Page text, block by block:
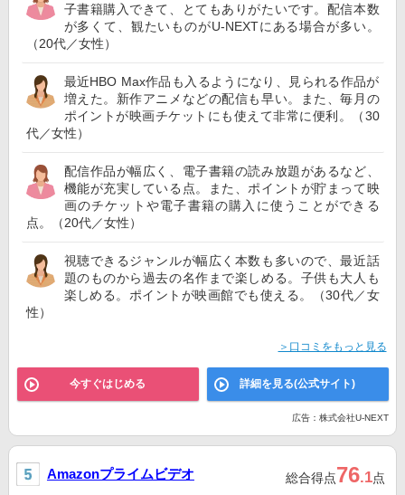
子書籍購入できて、とてもありがたいです。配信本数
が多くて、観たいものがU-NEXTにある場合が多い。
（20代／女性）
最近HBO Max作品も入るようになり、見られる作品が
増えた。新作アニメなどの配信も早い。また、毎月の
ポイントが映画チケットにも使えて非常に便利。（30
代／女性）
配信作品が幅広く、電子書籍の読み放題があるなど、
機能が充実している点。また、ポイントが貯まって映
画のチケットや電子書籍の購入に使うことができる
点。（20代／女性）
視聴できるジャンルが幅広く本数も多いので、最近話
題のものから過去の名作まで楽しめる。子供も大人も
楽しめる。ポイントが映画館でも使える。（30代／女
性）
＞口コミをもっと見る
今すぐはじめる 詳細を見る(公式サイト)
広告：株式会社U-NEXT
Amazonプライムビデオ 総合得点76.1点